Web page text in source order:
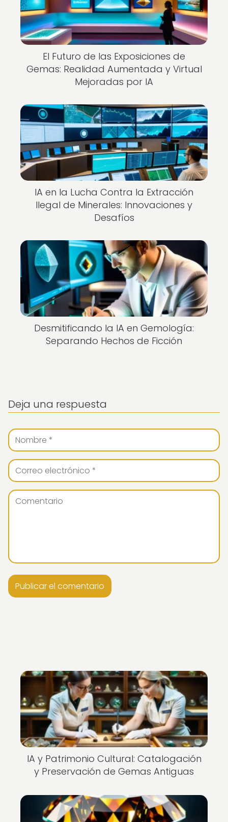
El Futuro de las Exposiciones de
Gemas: Realidad Aumentada y Virtual
Mejoradas por IA
IA en la Lucha Contra la Extracción
Ilegal de Minerales: Innovaciones y
Desafíos
Desmitificando la IA en Gemología:
Separando Hechos de Ficción
Deja una respuesta
IA y Patrimonio Cultural: Catalogación
y Preservación de Gemas Antiguas